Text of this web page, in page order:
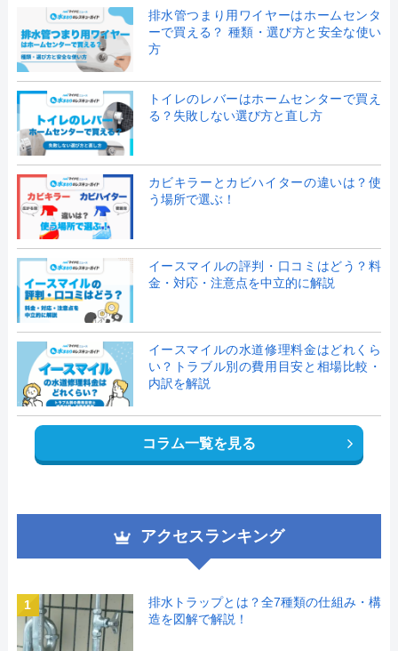
排水管つまり用ワイヤーはホームセンタ
ーで買える？ 種類・選び方と安全な使い
方
トイレのレバーはホームセンターで買え
る？失敗しない選び方と直し方
カビキラーとカビハイターの違いは？使
う場所で選ぶ！
イースマイルの評判・口コミはどう？料
金・対応・注意点を中立的に解説
イースマイルの水道修理料金はどれくら
い？トラブル別の費用目安と相場比較・
内訳を解説
コラム一覧を見る
アクセスランキング
1
排水トラップとは？全7種類の仕組み・構
造を図解で解説！